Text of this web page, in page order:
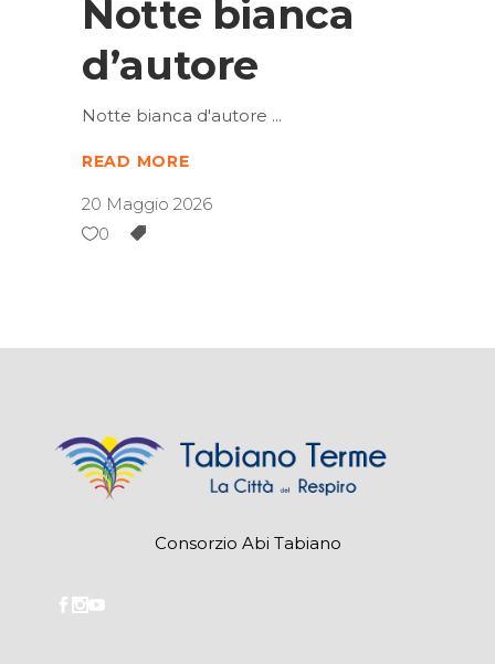
Notte bianca
d’autore
Notte bianca d'autore
READ MORE
20 Maggio 2026
0
Consorzio Abi Tabiano